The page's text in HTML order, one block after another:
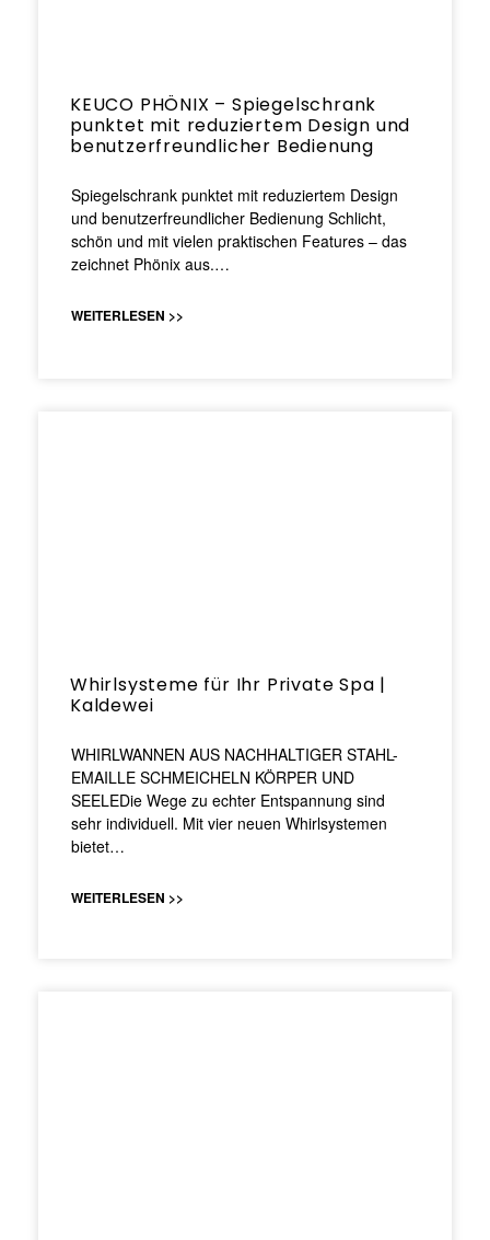
KEUCO PHÖNIX – Spiegelschrank
punktet mit reduziertem Design und
benutzerfreundlicher Bedienung
Spiegelschrank punktet mit reduziertem Design
und benutzerfreundlicher Bedienung Schlicht,
schön und mit vielen praktischen Features – das
zeichnet Phönix aus.…
WEITERLESEN >>
Whirlsysteme für Ihr Private Spa |
Kaldewei
WHIRLWANNEN AUS NACHHALTIGER STAHL-
EMAILLE SCHMEICHELN KÖRPER UND
SEELEDie Wege zu echter Entspannung sind
sehr individuell. Mit vier neuen Whirlsystemen
bietet…
WEITERLESEN >>